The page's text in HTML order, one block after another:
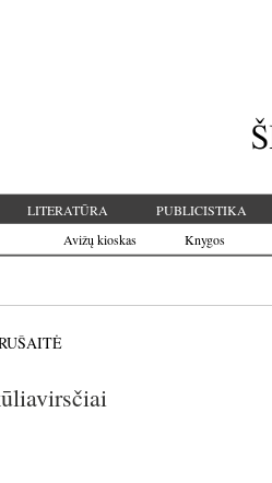
LITERATŪRA PUBLICISTIKA
Avižų kioskas
Knygos